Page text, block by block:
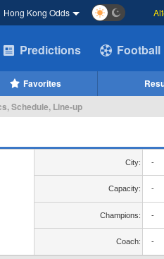
Hong Kong Odds
Predictions Football
Favorites
Schedule, Line-up
City: -
Capacity: -
Champions: -
Coach: -